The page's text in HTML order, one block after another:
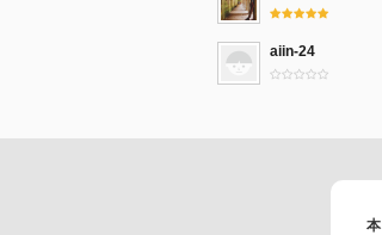
aiin-24